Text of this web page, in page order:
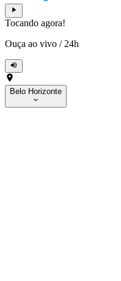
Tocando agora!
Ouça ao vivo / 24h
Belo Horizonte